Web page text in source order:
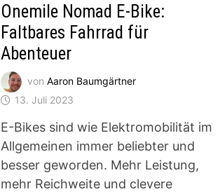
Onemile Nomad E-Bike:
Faltbares Fahrrad für
Abenteuer
vonAaron Baumgärtner
13. Juli 2023
E-Bikes sind wie Elektromobilität im
Allgemeinen immer beliebter und
besser geworden. Mehr Leistung,
mehr Reichweite und clevere